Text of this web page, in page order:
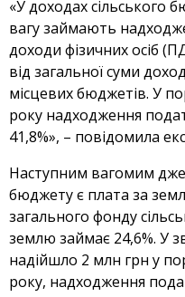
«У доходах сільського
вагу займають
доходи фізичних осіб
від загальної суми
місцевих бюджетів. У
року надходження
41,8%», – повідомила
Наступним вагомим
бюджету є плата за
загального фонду
землю займає 24,6%. У
надійшло 2 млн грн у
року, надходження